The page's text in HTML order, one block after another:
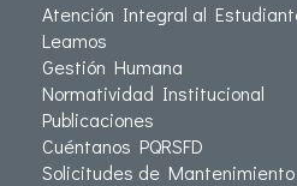
Atención Integral al
Leamos
Gestión Humana
Normatividad Institucional
Publicaciones
Cuéntanos PQRSFD
Solicitudes de Mantenimiento